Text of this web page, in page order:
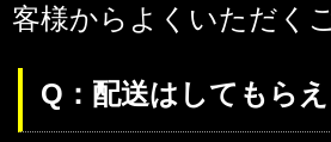
客様からよくいただく
Q：配送はしてもら